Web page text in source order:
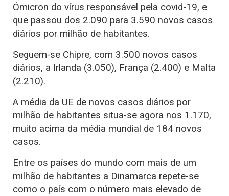
Ómicron do vírus responsável pela covid-19, e
que passou dos 2.090 para 3.590 novos casos
diários por milhão de habitantes.
Seguem-se Chipre, com 3.500 novos casos
diários, a Irlanda (3.050), França (2.400) e Malta
(2.210).
A média da UE de novos casos diários por
milhão de habitantes situa-se agora nos 1.170,
muito acima da média mundial de 184 novos
casos.
Entre os países do mundo com mais de um
milhão de habitantes a Dinamarca repete-se
como o país com o número mais elevado de